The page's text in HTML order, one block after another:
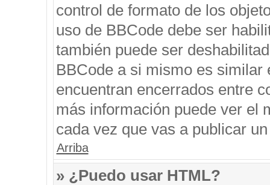
control de formato de los
uso de BBCode debe ser
también puede ser
BBCode a si mismo es
encuentran encerrados entre
más información puede ver el
cada vez que vas a publicar
Arriba
» ¿Puedo usar HTML?